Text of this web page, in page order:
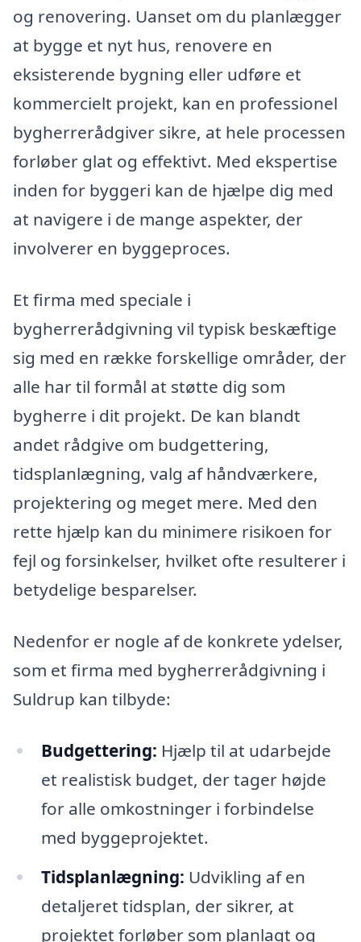
og renovering. Uanset om du planlægger
at bygge et nyt hus, renovere en
eksisterende bygning eller udføre et
kommercielt projekt, kan en professionel
bygherrerådgiver sikre, at hele processen
forløber glat og effektivt. Med ekspertise
inden for byggeri kan de hjælpe dig med
at navigere i de mange aspekter, der
involverer en byggeproces.
Et firma med speciale i
bygherrerådgivning vil typisk beskæftige
sig med en række forskellige områder, der
alle har til formål at støtte dig som
bygherre i dit projekt. De kan blandt
andet rådgive om budgettering,
tidsplanlægning, valg af håndværkere,
projektering og meget mere. Med den
rette hjælp kan du minimere risikoen for
fejl og forsinkelser, hvilket ofte resulterer i
betydelige besparelser.
Nedenfor er nogle af de konkrete ydelser,
som et firma med bygherrerådgivning i
Suldrup kan tilbyde:
Budgettering: Hjælp til at udarbejde
et realistisk budget, der tager højde
for alle omkostninger i forbindelse
med byggeprojektet.
Tidsplanlægning: Udvikling af en
detaljeret tidsplan, der sikrer, at
projektet forløber som planlagt og